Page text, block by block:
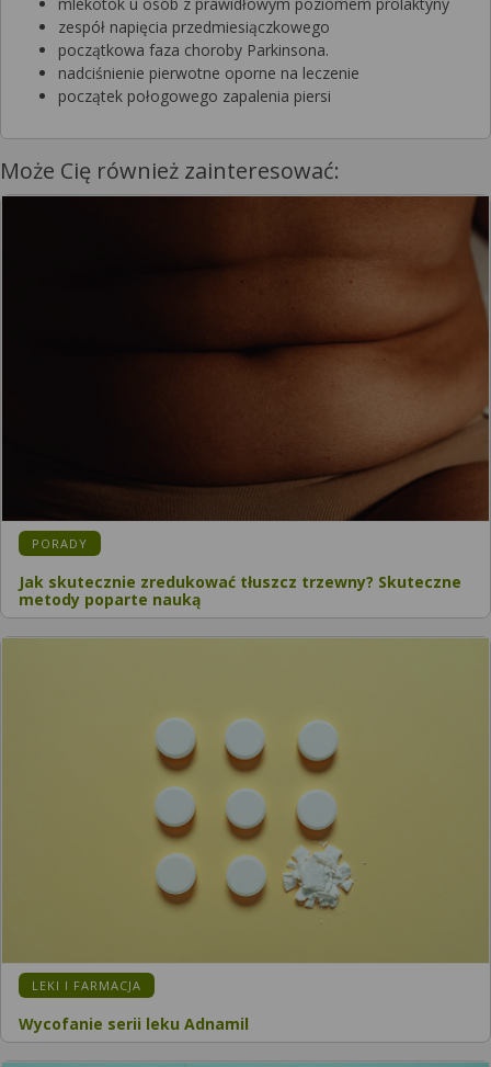
zespół napięcia przedmiesiączkowego
początkowa faza choroby Parkinsona.
nadciśnienie pierwotne oporne na leczenie
początek połogowego zapalenia piersi
Może Cię również zainteresować:
PORADY
Jak skutecznie zredukować tłuszcz trzewny? Skuteczne
metody poparte nauką
LEKI I FARMACJA
Wycofanie serii leku Adnamil